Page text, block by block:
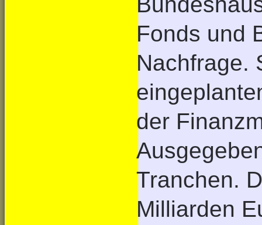
Fonds und
Nachfrage.
der
Tranchen.
Milliarden